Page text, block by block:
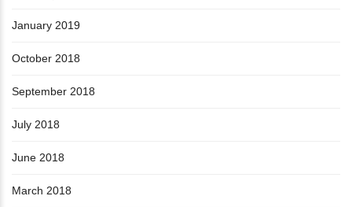
January 2019
October 2018
September 2018
July 2018
June 2018
March 2018